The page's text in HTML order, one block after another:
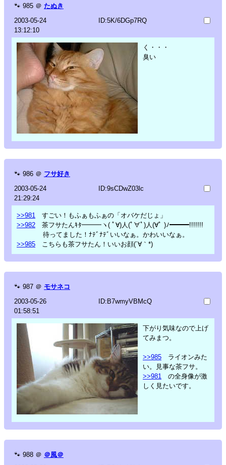
🐾 985 ＠ たぬき
2003-05-24
13:12:10
ID:5K/6DGp7RQ
く・・・
臭い
🐾 986 ＠ フサ好き
2003-05-24
21:29:24
ID:9sCDwZ03lc
>>981
すごい！もふぁもふぁの「オバケだじょ」
>>982 茶フサたんｷﾀ━━━ヽ( ﾟ∀)人(ﾟ∀ﾟ)人(∀ﾟ )ﾉ━━━!!!!!!!
待ってました！ﾅﾃﾞﾅﾃﾞいいなぁ。かわいいなぁ。
>>985 こちらも茶フサたん！いいお顔(´∀｀*)
🐾 987 ＠ モサネコ
2003-05-26
01:58:51
ID:B7wmyVBMcQ
下がり気味なので上げ
てみまつ。
>>985 ライオンみた
い。見事な茶フサ。
>>981
の全身像が激
しく見たいです。
🐾 988 ＠ ＠風＠